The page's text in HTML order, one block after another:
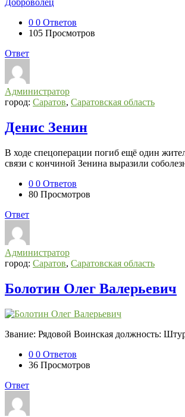
Доброволец
0 0 Ответов
105 Просмотров
Ответ
Администратор
город: Саратов, Саратовская область
Денис Зенин
В ходе спецоперации погиб ещё один
связи с кончиной Зенина выразили
0 0 Ответов
80 Просмотров
Ответ
Администратор
город: Саратов, Саратовская область
Болотин Олег Валерьевич
Звание: Рядовой Воинская должность:
0 0 Ответов
36 Просмотров
Ответ